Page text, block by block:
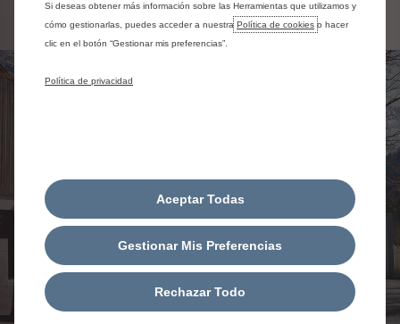
12 meses, para la adquisición de un vehículo 100 % eléctrico.
Si deseas obtener más información sobre las Herramientas que utilizamos y
cómo gestionarlas, puedes acceder a nuestra Política de cookies o hacer
clic en el botón “Gestionar mis preferencias”.
Política de privacidad
Gestionar Mis Preferencias
Aceptar Todas
Rechazar Todo